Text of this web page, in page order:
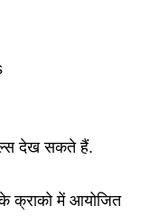
देख सकते हैं.
क्राको में आयोजित